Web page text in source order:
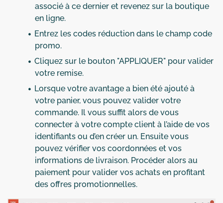
associé à ce dernier et revenez sur la boutique
en ligne.
Entrez les codes réduction dans le champ code
promo.
Cliquez sur le bouton "APPLIQUER" pour valider
votre remise.
Lorsque votre avantage a bien été ajouté à
votre panier, vous pouvez valider votre
commande. Il vous suffit alors de vous
connecter à votre compte client à l’aide de vos
identifiants ou d’en créer un. Ensuite vous
pouvez vérifier vos coordonnées et vos
informations de livraison. Procéder alors au
paiement pour valider vos achats en profitant
des offres promotionnelles.